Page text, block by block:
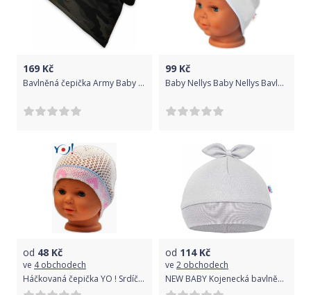
169 Kč
Bavlněná čepička Army Baby Nellys ® - zelená, 48-52
99 Kč
Baby Nellys Baby Nellys Bavlněná čelenka dvouvrstvá, bílá, 6-9 měsíců 68-74 (6-9m)
od 48 Kč
ve 4 obchodech
Háčkovaná čepička YO ! Srdíčko - bílá
od 114Kč
ve 2 obchodech
NEW BABY Kojenecká bavlněná čepička New Baby Little Princess Šedá 68 (4-6m)